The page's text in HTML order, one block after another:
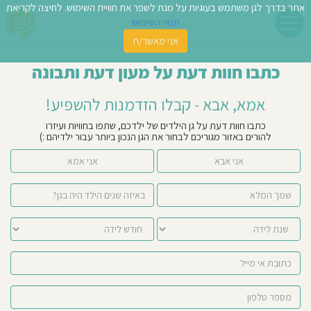
כתבו חוות דעת על מעון דעת ותבונה
אמא, אבא - קבלו הזדמנות להשפיע!
כתבו חוות דעת על גן הילדים של ילדכם, שתפו בחוויות ועיזרו
להורים באזור מגוריכם לבחור את הגן הנכון ביותר עבור ילדיהם :)
אני אמא אני אבא
אתר בדרך לגן משתמש בעוגיות על מנת לשפר את חוויית השימוש. לחיצה לקריאת
תנאי השימוש
אני מאשר/ת